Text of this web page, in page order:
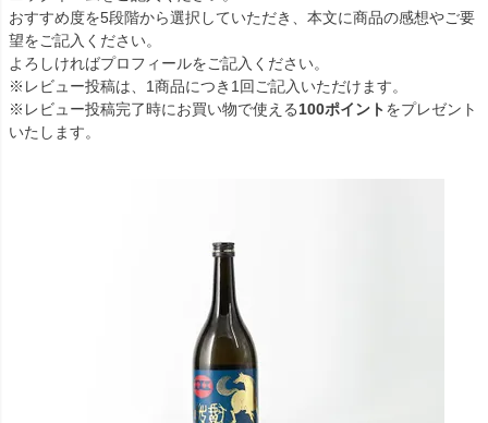
おすすめ度を5段階から選択していただき、本文に商品の感想やご要
望をご記入ください。
よろしければプロフィールをご記入ください。
※レビュー投稿は、1商品につき1回ご記入いただけます。
※レビュー投稿完了時にお買い物で使える100ポイントをプレゼント
いたします。